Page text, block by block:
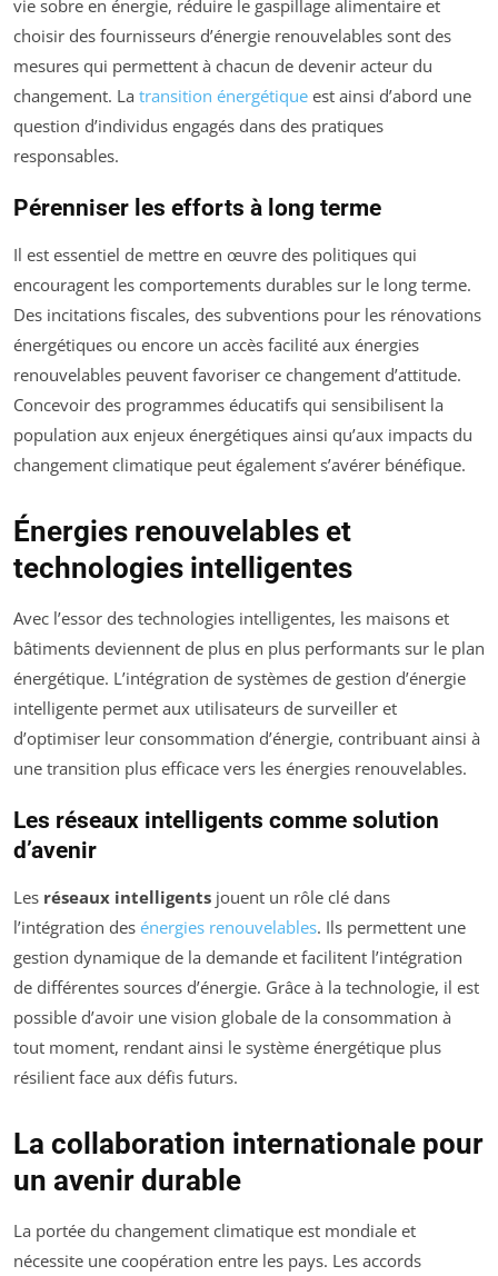
vie sobre en énergie, réduire le gaspillage alimentaire et
choisir des fournisseurs d’énergie renouvelables sont des
mesures qui permettent à chacun de devenir acteur du
changement. La transition énergétique est ainsi d’abord une
question d’individus engagés dans des pratiques
responsables.
Pérenniser les efforts à long terme
Il est essentiel de mettre en œuvre des politiques qui
encouragent les comportements durables sur le long terme.
Des incitations fiscales, des subventions pour les rénovations
énergétiques ou encore un accès facilité aux énergies
renouvelables peuvent favoriser ce changement d’attitude.
Concevoir des programmes éducatifs qui sensibilisent la
population aux enjeux énergétiques ainsi qu’aux impacts du
changement climatique peut également s’avérer bénéfique.
Énergies renouvelables et
technologies intelligentes
Avec l’essor des technologies intelligentes, les maisons et
bâtiments deviennent de plus en plus performants sur le plan
énergétique. L’intégration de systèmes de gestion d’énergie
intelligente permet aux utilisateurs de surveiller et
d’optimiser leur consommation d’énergie, contribuant ainsi à
une transition plus efficace vers les énergies renouvelables.
Les réseaux intelligents comme solution
d’avenir
Les réseaux intelligents jouent un rôle clé dans
l’intégration des énergies renouvelables. Ils permettent une
gestion dynamique de la demande et facilitent l’intégration
de différentes sources d’énergie. Grâce à la technologie, il est
possible d’avoir une vision globale de la consommation à
tout moment, rendant ainsi le système énergétique plus
résilient face aux défis futurs.
La collaboration internationale pour
un avenir durable
La portée du changement climatique est mondiale et
nécessite une coopération entre les pays. Les accords